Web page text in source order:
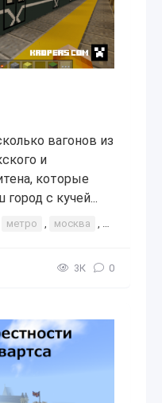
вагонов из
и
которые
с кучей...
метро , москва , лондон
3К 0